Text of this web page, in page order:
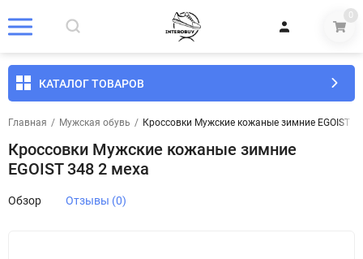
0
КАТАЛОГ ТОВАРОВ
Главная / Мужская обувь / Кроссовки Мужские кожаные зимние EGOIST
Кроссовки Мужские кожаные зимние
EGOIST 348 2 меха
Обзор Отзывы (0)